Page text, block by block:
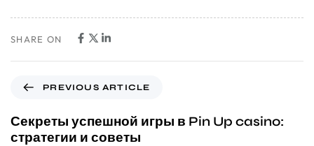
SHARE ON
PREVIOUS ARTICLE
Секреты успешной игры в Pin Up casino:
стратегии и советы